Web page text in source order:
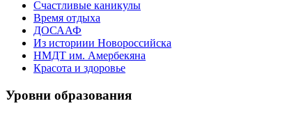
Счастливые каникулы
Время отдыха
ДОСААФ
Из историии Новороссийска
НМДТ им. Амербекяна
Красота и здоровье
Уровни образования